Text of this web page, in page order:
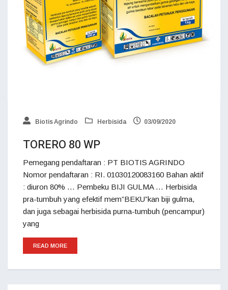
Biotis Agrindo Herbisida 03/09/2020
TORERO 80 WP
Pemegang pendaftaran : PT BIOTIS AGRINDO
Nomor pendaftaran : RI. 01030120083160 Bahan aktif
: diuron 80% … Pembeku BIJI GULMA … Herbisida
pra-tumbuh yang efektif mem”BEKU”kan biji gulma,
dan juga sebagai herbisida purna-tumbuh (pencampur)
yang
READ MORE